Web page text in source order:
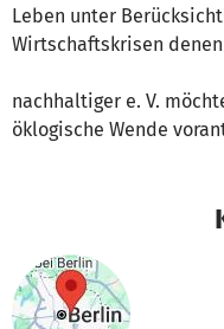
Leben unter
Wirtschaftskrisen
nachhaltiger e. V.
öklogische Wende